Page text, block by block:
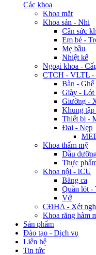
Các khoa
Khoa mắt
Khoa sản - Nhi
Cân sức
Em bé -
Mẹ bầu
Nhiệt kế
Ngoại khoa -
CTCH - VLTL -
Bàn - Ghế
Giày - Lót
Giường -
Khung tập
Thiết bị -
Đai - Nẹp
Khoa thẩm mỹ
Dầu
Thực
Khoa nội - ICU
Băng ca
Quần lót -
Vớ
CĐHA - Xét
Khoa răng hàm
Sản phẩm
Đào tạo - Dịch vụ
Liên hệ
Tin tức